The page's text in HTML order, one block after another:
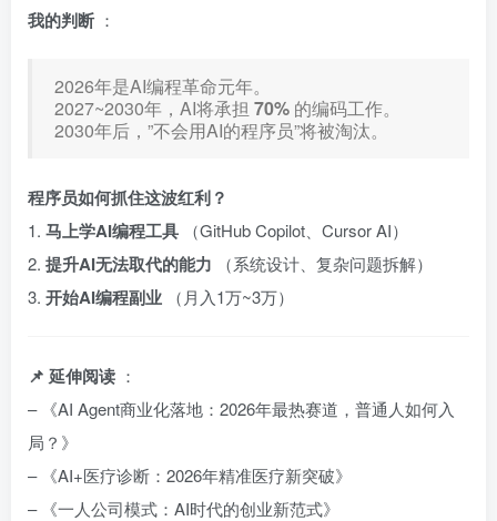
我的判断 ：
2026年是AI编程革命元年。
2027~2030年，AI将承担 70% 的编码工作。
2030年后，”不会用AI的程序员”将被淘汰。
程序员如何抓住这波红利？
1. 马上学AI编程工具
（GitHub Copilot、Cursor AI）
2. 提升AI无法取代的能力
（系统设计、复杂问题拆解）
3. 开始AI编程副业 （月入1万~3万）
📌 延伸阅读 ：
– 《AI Agent商业化落地：2026年最热赛道，普通人如何入
局？》
– 《AI+医疗诊断：2026年精准医疗新突破》
– 《一人公司模式：AI时代的创业新范式》